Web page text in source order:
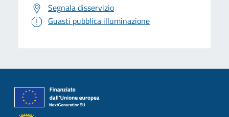
Segnala disservizio
Guasti pubblica illuminazione